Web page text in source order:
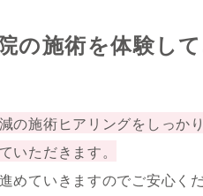
の施術を体験し
の施術ヒアリングをしっか
いただきます。
ていきますのでご安心くだ